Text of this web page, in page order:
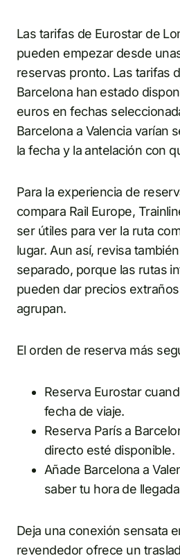
Las tarifas de Eurostar de
pueden empezar desde
reservas pronto. Las tarifas
Barcelona han estado
euros en fechas
Barcelona a Valencia varían
la fecha y la antelación con
Para la experiencia de
compara Rail Europe,
ser útiles para ver la ruta
lugar. Aun así, revisa
separado, porque las rutas
pueden dar precios
agrupan.
El orden de reserva más
Reserva Eurostar
fecha de viaje.
Reserva París a
directo esté disponible.
Añade Barcelona a
saber tu hora de
Deja una conexión sensata
revendedor ofrece un